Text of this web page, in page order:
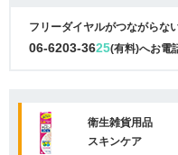
フリーダイヤルがつながらな
06-6203-3625(有料)へお電
衛生雑貨用品
スキンケア